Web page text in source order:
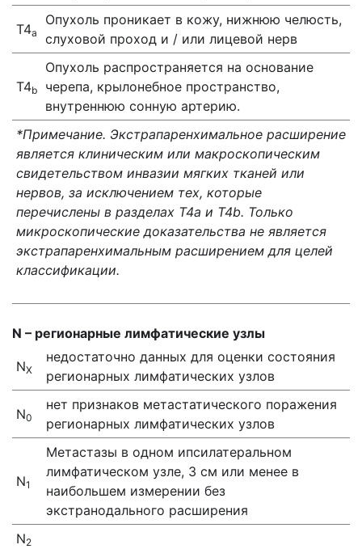
Т4a
Опухоль проникает в кожу, нижнюю челюсть,
слуховой проход и / или лицевой нерв
Т4b
Опухоль распространяется на основание
черепа, крылонебное пространство,
внутреннюю сонную артерию.
*Примечание. Экстрапаренхимальное расширение
является клиническим или макроскопическим
свидетельством инвазии мягких тканей или
нервов, за исключением тех, которые
перечислены в разделах T4a и T4b. Только
микроскопические доказательства не является
экстрапаренхимальным расширением для целей
классификации.
N – регионарные лимфатические узлы
NX
недостаточно данных для оценки состояния
регионарных лимфатических узлов
N0
нет признаков метастатического поражения
регионарных лимфатических узлов
N1
Метастазы в одном ипсилатеральном
лимфатическом узле, 3 см или менее в
наибольшем измерении без
экстранодального расширения
N2